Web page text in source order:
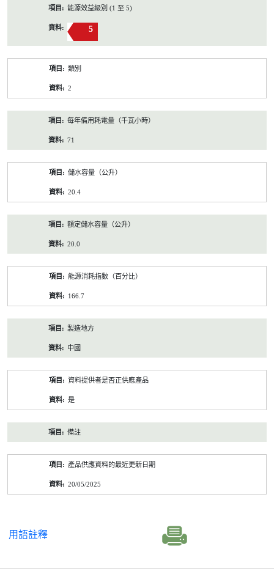
能源效益級別 (1 至 5)
5
類別
2
每年備用耗電量（千瓦小時）
71
儲水容量（公升）
20.4
額定儲水容量（公升）
20.0
能源消耗指數（百分比）
166.7
製造地方
中國
資料提供者是否正供應產品
是
備註
產品供應資料的最近更新日期
20/05/2025
用語註釋